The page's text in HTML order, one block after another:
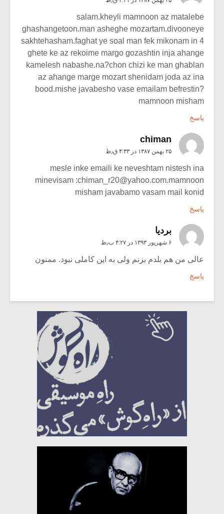
salam.kheyli mamnoon az matalebe
ghashangetoon.man asheghe mozartam.divooneye
sakhtehasham.faghat ye soal man fek mikonam in 4
ghete ke az rekoime margo gozashtin inja ahange
kamelesh nabashe.na?chon chizi ke man ghablan
az ahange marge mozart shenidam joda az ina
bood.mishe javabesho vase emailam befrestin?
mamnoon misham
پاسخ
chiman
۲۵ بهمن ۱۳۸۷ در ۴:۳۳ ق٫ظ
mesle inke emaili ke neveshtam nistesh ina
minevisam :chiman_r20@yahoo.com.mamnoon
misham javabamo vasam mail konid
پاسخ
بردیا
۶ شهریور ۱۳۹۳ در ۴:۲۷ ب٫ظ
عالی من هم بلدم بزنم ولی به این کاملی نبود. ممنون
پاسخ